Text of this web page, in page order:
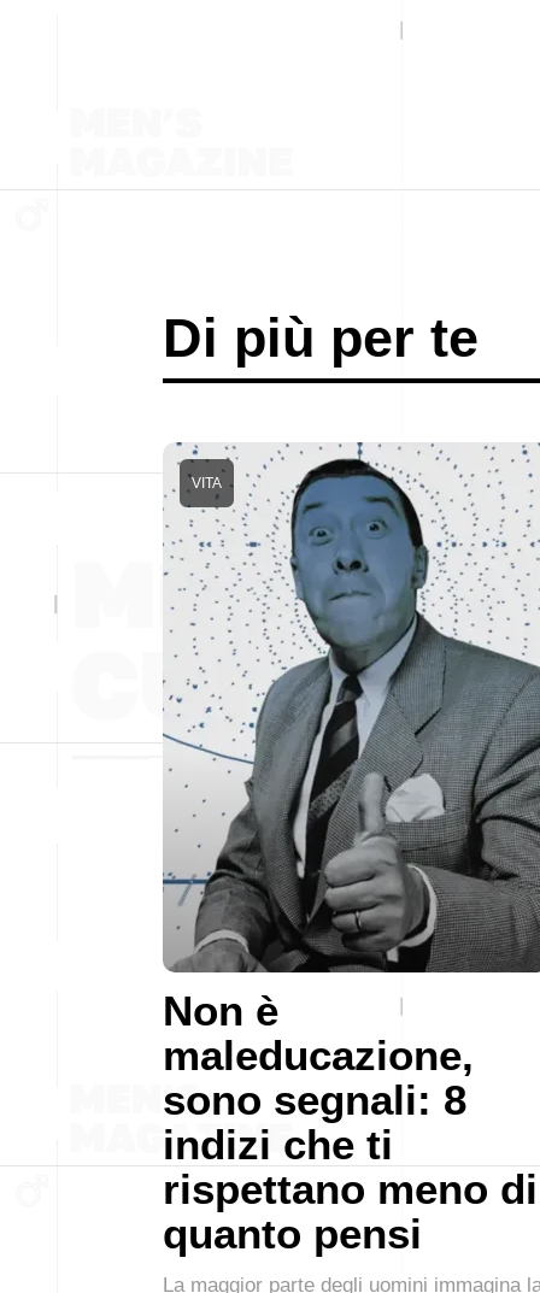
Di più per te
Non è
maleducazione,
sono segnali: 8
indizi che ti
rispettano meno di
quanto pensi
VITA
La maggior parte degli uomini immagina